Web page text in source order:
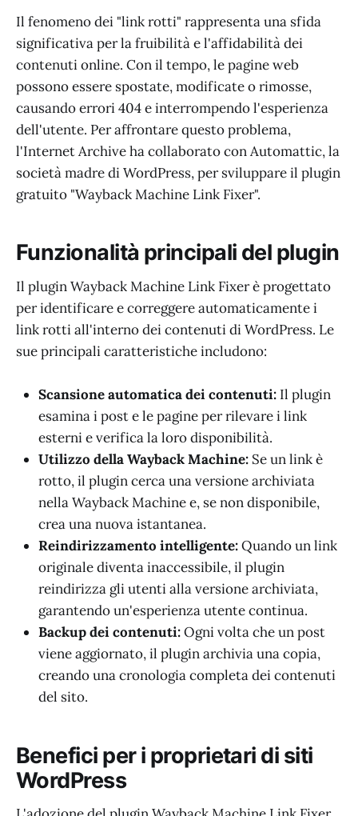
Il fenomeno dei "link rotti" rappresenta una sfida
significativa per la fruibilità e l'affidabilità dei
contenuti online. Con il tempo, le pagine web
possono essere spostate, modificate o rimosse,
causando errori 404 e interrompendo l'esperienza
dell'utente. Per affrontare questo problema,
l'Internet Archive ha collaborato con Automattic, la
società madre di WordPress, per sviluppare il plugin
gratuito "Wayback Machine Link Fixer".
Funzionalità principali del plugin
Il plugin Wayback Machine Link Fixer è progettato
per identificare e correggere automaticamente i
link rotti all'interno dei contenuti di WordPress. Le
sue principali caratteristiche includono:
Scansione automatica dei contenuti: Il plugin
esamina i post e le pagine per rilevare i link
esterni e verifica la loro disponibilità.
Utilizzo della Wayback Machine: Se un link è
rotto, il plugin cerca una versione archiviata
nella Wayback Machine e, se non disponibile,
crea una nuova istantanea.
Reindirizzamento intelligente:Quando un link
originale diventa inaccessibile, il plugin
reindirizza gli utenti alla versione archiviata,
garantendo un'esperienza utente continua.
Backup dei contenuti:Ogni volta che un post
viene aggiornato, il plugin archivia una copia,
creando una cronologia completa dei contenuti
del sito.
Benefici per i proprietari di siti
WordPress